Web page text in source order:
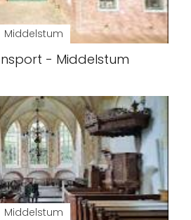
Middelstum
- Middelstum
Middelstum